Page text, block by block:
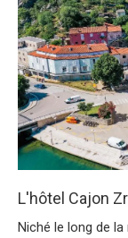
Niché le long de